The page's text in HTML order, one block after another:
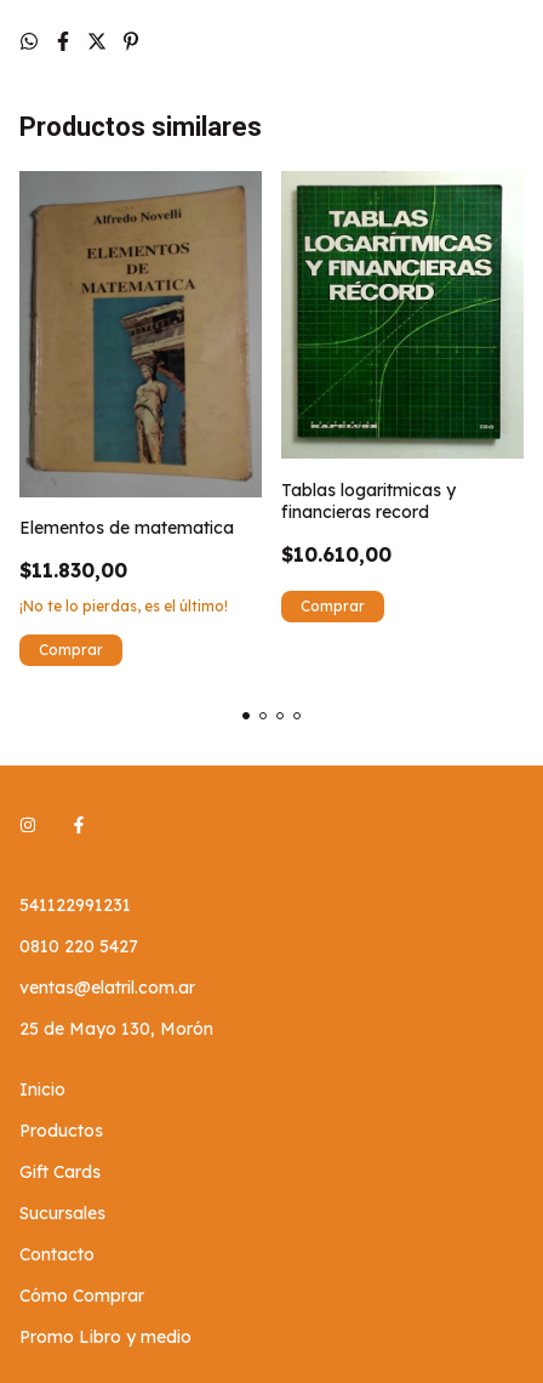
Productos similares
Elementos de matematica
$11.830,00
¡No te lo pierdas, es el último!
Tablas logaritmicas y
financieras record
$10.610,00
541122991231
0810 220 5427
ventas@elatril.com.ar
25 de Mayo 130, Morón
Inicio
Productos
Gift Cards
Sucursales
Contacto
Cómo Comprar
Promo Libro y medio